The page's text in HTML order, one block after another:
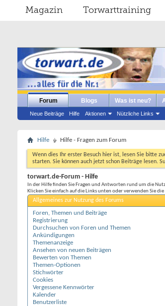
Magazin Torwarttraining
Forum
Neue Beiträge Hilfe Aktionen Nützliche Links
Blogs Was ist neu?
Hilfe Hilfe - Fragen zum Forum
Wenn dies Ihr erster Besuch hier ist, lesen Sie bitte
starten. Sie können auch jetzt schon Beiträge lesen.
torwart.de-Forum - Hilfe
In der Hilfe finden Sie Fragen und Antworten rund um die
Klicken Sie einfach auf die Links unten oder verwenden Sie
Allgemeines zur Nutzung des Forums
Foren, Themen und Beiträge
Registrierung
Durchsuchen von Foren und Themen
Ankündigungen
Themenanzeige
Ansehen von neuen Beiträgen
Bewerten von Themen
Themen-Optionen
Stichwörter
Cookies
Vergessene Kennwörter
Kalender
Benutzerliste